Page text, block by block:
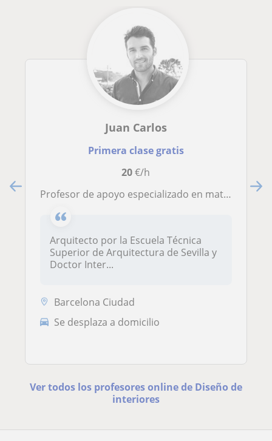
Juan Carlos
Primera clase gratis
20€/h
Profesor de apoyo especializado en materias de arquitectura, urbanismo y diseño de interiores
Arquitecto por la Escuela Técnica
Superior de Arquitectura de Sevilla y
Doctor Inter...
Barcelona Ciudad
Se desplaza a domicilio
Ver todos los profesores online de Diseño de
interiores